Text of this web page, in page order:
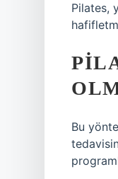
Pilates,
Bu